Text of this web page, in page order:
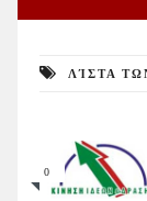
ΛΊΣΤΑ
0